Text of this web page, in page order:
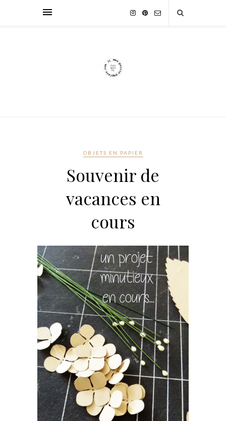
OBJETS EN PAPIER
Souvenir de
vacances en
cours